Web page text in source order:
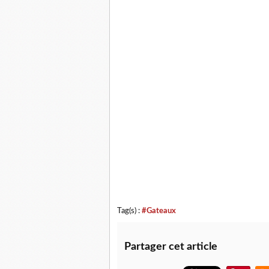
Tag(s) : #Gateaux
Partager cet article